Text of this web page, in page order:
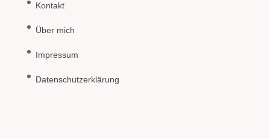
Kontakt
Über mich
Impressum
Datenschutzerklärung